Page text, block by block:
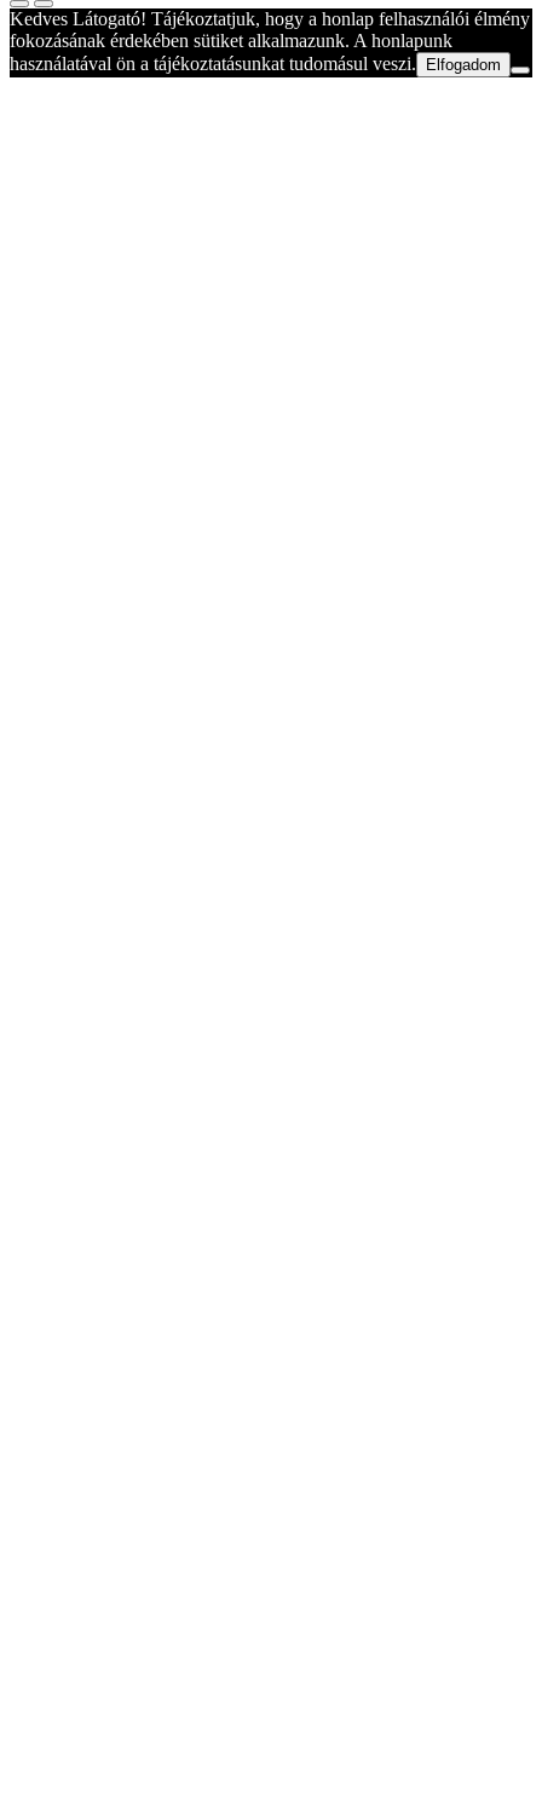
Kedves Látogató! Tájékoztatjuk, hogy a honlap felhasználói élmény
fokozásának érdekében sütiket alkalmazunk. A honlapunk
használatával ön a tájékoztatásunkat tudomásul veszi.
Elfogadom